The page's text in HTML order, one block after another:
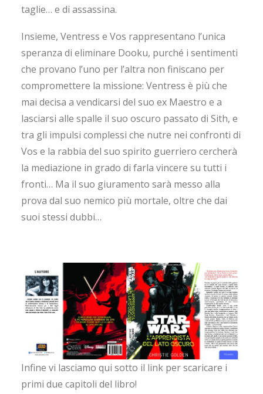
taglie… e di assassina.
Insieme, Ventress e Vos rappresentano l’unica
speranza di eliminare Dooku, purché i sentimenti
che provano l’uno per l’altra non finiscano per
compromettere la missione: Ventress è più che
mai decisa a vendicarsi del suo ex Maestro e a
lasciarsi alle spalle il suo oscuro passato di Sith, e
tra gli impulsi complessi che nutre nei confronti di
Vos e la rabbia del suo spirito guerriero cercherà
la mediazione in grado di farla vincere su tutti i
fronti… Ma il suo giuramento sarà messo alla
prova dal suo nemico più mortale, oltre che dai
suoi stessi dubbi…
Infine vi lasciamo qui sotto il link per scaricare i
primi due capitoli del libro!